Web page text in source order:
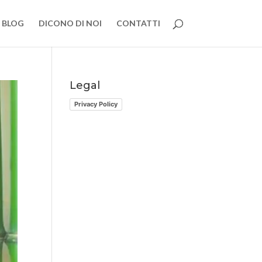
BLOG DICONO DI NOI CONTATTI
Legal
Privacy Policy